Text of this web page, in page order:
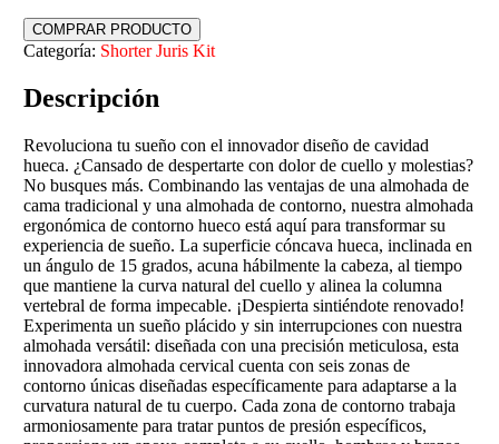
COMPRAR PRODUCTO
Categoría: Shorter Juris Kit
Descripción
Revoluciona tu sueño con el innovador diseño de cavidad
hueca. ¿Cansado de despertarte con dolor de cuello y molestias?
No busques más. Combinando las ventajas de una almohada de
cama tradicional y una almohada de contorno, nuestra almohada
ergonómica de contorno hueco está aquí para transformar su
experiencia de sueño. La superficie cóncava hueca, inclinada en
un ángulo de 15 grados, acuna hábilmente la cabeza, al tiempo
que mantiene la curva natural del cuello y alinea la columna
vertebral de forma impecable. ¡Despierta sintiéndote renovado!
Experimenta un sueño plácido y sin interrupciones con nuestra
almohada versátil: diseñada con una precisión meticulosa, esta
innovadora almohada cervical cuenta con seis zonas de
contorno únicas diseñadas específicamente para adaptarse a la
curvatura natural de tu cuerpo. Cada zona de contorno trabaja
armoniosamente para tratar puntos de presión específicos,